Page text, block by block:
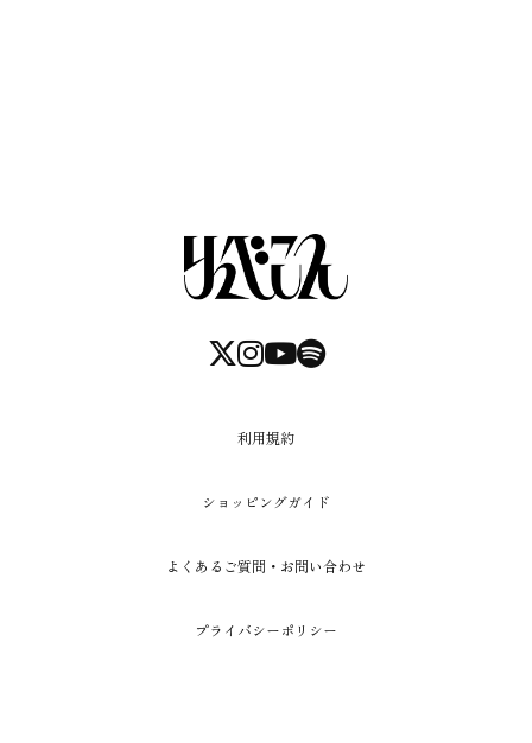
利用規約
ショッピングガイド
よくあるご質問・お問い合わせ
プライバシーポリシー